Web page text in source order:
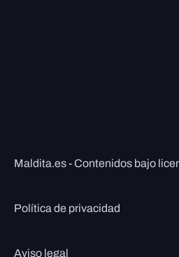
Maldita.es - Contenidos bajo
Política de privacidad
Aviso legal